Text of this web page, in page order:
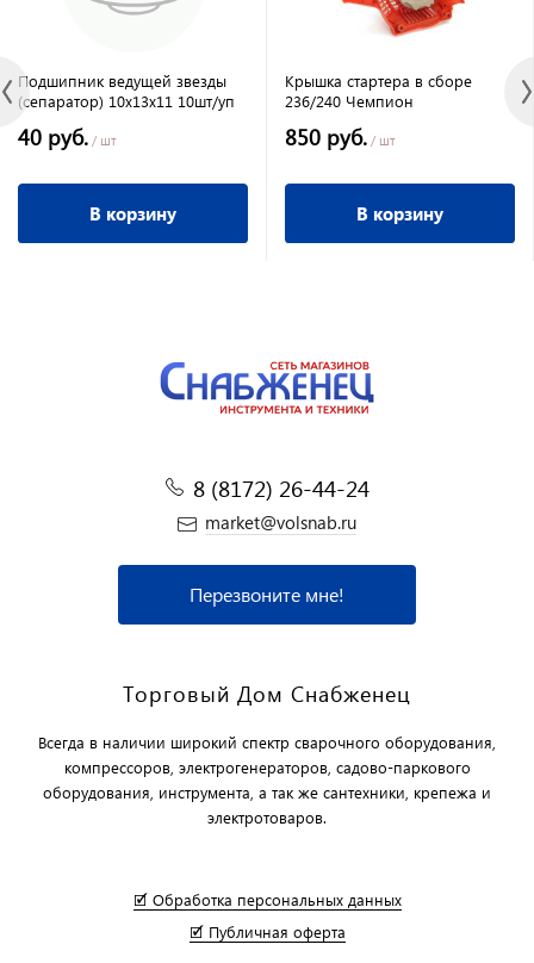
Подшипник ведущей звезды
(сепаратор) 10х13х11 10шт/уп
40 руб. / шт
В корзину
Крышка стартера в сборе
236/240 Чемпион
850 руб. / шт
В корзину
8 (8172) 26-44-24
market@volsnab.ru
Перезвоните мне!
Торговый Дом Снабженец
Всегда в наличии широкий спектр сварочного оборудования,
компрессоров, электрогенераторов, садово-паркового
оборудования, инструмента, а так же сантехники, крепежа и
электротоваров.
🗹 Обработка персональных данных
🗹 Публичная оферта